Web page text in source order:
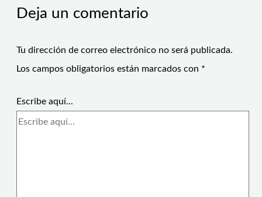
Deja un comentario
Tu dirección de correo electrónico no será publicada.
Los campos obligatorios están marcados con *
Escribe aquí...